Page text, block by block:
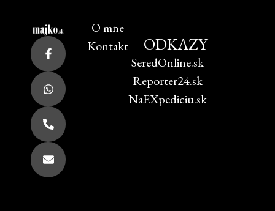
O mne
Kontakt
ODKAZY
SeredOnline.sk
Reporter24.sk
NaEXpediciu.sk